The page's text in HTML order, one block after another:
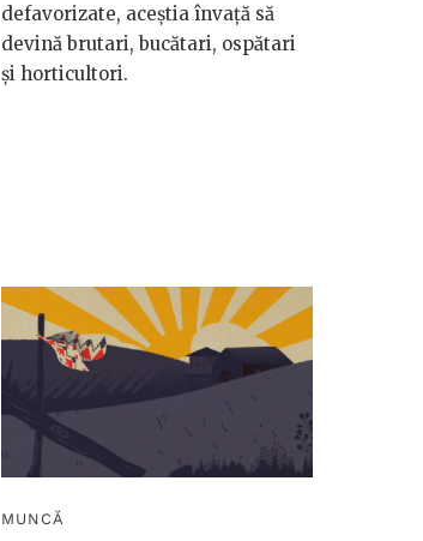
defavorizate, aceștia învață să
devină brutari, bucătari, ospătari
și horticultori.
MUNCĂ